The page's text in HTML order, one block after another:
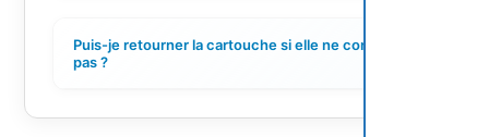
Puis-je retourner la cartouche si elle ne convient
pas ?